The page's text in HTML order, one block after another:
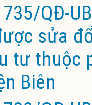
QĐ-
sửa
tư thuộc
Biên